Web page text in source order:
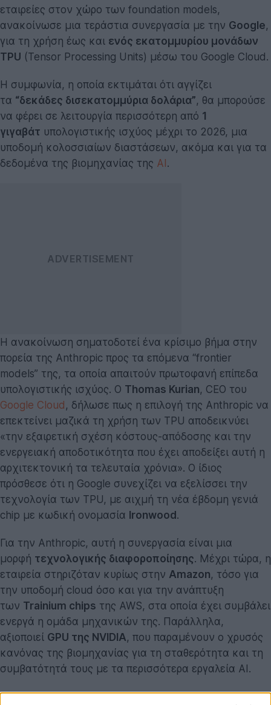
εταιρείες στον χώρο των foundation models,
ανακοίνωσε μια τεράστια συνεργασία με την Google,
για τη χρήση έως και ενός εκατομμυρίου μονάδων
TPU (Tensor Processing Units) μέσω του Google Cloud.
Η συμφωνία, η οποία εκτιμάται ότι αγγίζει
τα “δεκάδες δισεκατομμύρια δολάρια”, θα μπορούσε
να φέρει σε λειτουργία περισσότερη από 1
γιγαβάτ υπολογιστικής ισχύος μέχρι το 2026, μια
υποδομή κολοσσιαίων διαστάσεων, ακόμα και για τα
δεδομένα της βιομηχανίας της AI.
Η ανακοίνωση σηματοδοτεί ένα κρίσιμο βήμα στην
πορεία της Anthropic προς τα επόμενα “frontier
models” της, τα οποία απαιτούν πρωτοφανή επίπεδα
υπολογιστικής ισχύος. Ο Thomas Kurian, CEO του
Google Cloud , δήλωσε πως η επιλογή της Anthropic να
επεκτείνει μαζικά τη χρήση των TPU αποδεικνύει
«την εξαιρετική σχέση κόστους-απόδοσης και την
ενεργειακή αποδοτικότητα που έχει αποδείξει αυτή η
αρχιτεκτονική τα τελευταία χρόνια». Ο ίδιος
πρόσθεσε ότι η Google συνεχίζει να εξελίσσει την
τεχνολογία των TPU, με αιχμή τη νέα έβδομη γενιά
chip με κωδική ονομασία Ironwood.
Για την Anthropic, αυτή η συνεργασία είναι μια
μορφή τεχνολογικής διαφοροποίησης. Μέχρι τώρα, η
εταιρεία στηριζόταν κυρίως στην Amazon, τόσο για
την υποδομή cloud όσο και για την ανάπτυξη
των Trainium chips της AWS, στα οποία έχει συμβάλει
ενεργά η ομάδα μηχανικών της. Παράλληλα,
αξιοποιεί GPU της NVIDIA, που παραμένουν ο χρυσός
κανόνας της βιομηχανίας για τη σταθερότητα και τη
συμβατότητά τους με τα περισσότερα εργαλεία AI.
Πλέον, με την προσθήκη των TPU της Google, η